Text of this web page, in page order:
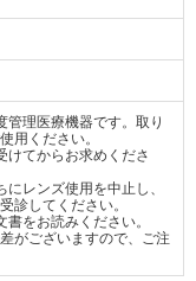
管理医療機器です。取り
用ください。
けてからお求めくださ
レンズ使用を中止し、
診してください。
をお読みください。
がございますので、ご注